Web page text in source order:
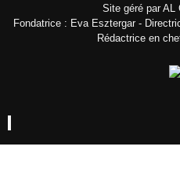
Site géré par AL
Fondatrice : Eva Esztergar -
Rédactrice en